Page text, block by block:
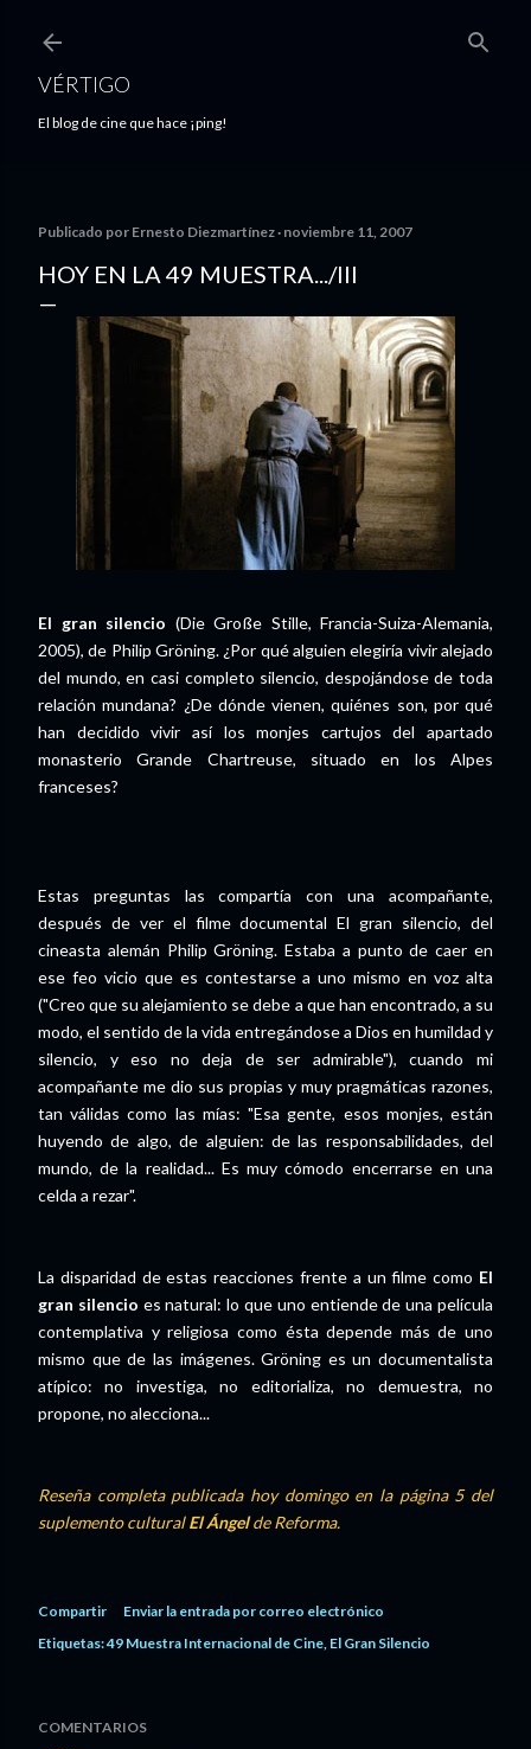
VÉRTIGO
El blog de cine que hace ¡ping!
Publicado por Ernesto Diezmartínez noviembre 11, 2007
HOY EN LA 49 MUESTRA.../III
El gran silencio (Die Große Stille, Francia-Suiza-Alemania,
2005), de Philip Gröning. ¿Por qué alguien elegiría vivir alejado
del mundo, en casi completo silencio, despojándose de toda
relación mundana? ¿De dónde vienen, quiénes son, por qué
han decidido vivir así los monjes cartujos del apartado
monasterio Grande Chartreuse, situado en los Alpes
franceses?
Estas preguntas las compartía con una acompañante,
después de ver el filme documental El gran silencio, del
cineasta alemán Philip Gröning. Estaba a punto de caer en
ese feo vicio que es contestarse a uno mismo en voz alta
("Creo que su alejamiento se debe a que han encontrado, a su
modo, el sentido de la vida entregándose a Dios en humildad y
silencio, y eso no deja de ser admirable"), cuando mi
acompañante me dio sus propias y muy pragmáticas razones,
tan válidas como las mías: "Esa gente, esos monjes, están
huyendo de algo, de alguien: de las responsabilidades, del
mundo, de la realidad... Es muy cómodo encerrarse en una
celda a rezar".
La disparidad de estas reacciones frente a un filme como El
gran silencio es natural: lo que uno entiende de una película
contemplativa y religiosa como ésta depende más de uno
mismo que de las imágenes. Gröning es un documentalista
atípico: no investiga, no editorializa, no demuestra, no
propone, no alecciona...
Reseña completa publicada hoy domingo en la página 5 del
suplemento culturalEl ÁngeldeReforma.
Compartir
Enviar la entrada por correo electrónico
Etiquetas:49 Muestra Internacional de Cine El Gran Silencio
COMENTARIOS